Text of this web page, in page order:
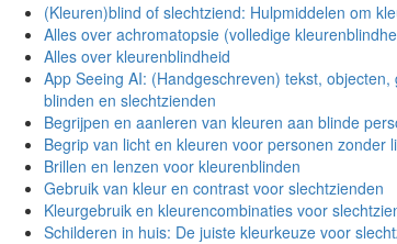
(Kleuren)blind of slechtziend: Hulpmiddelen om
Alles over achromatopsie (volledige
Alles over kleurenblindheid
App Seeing AI: (Handgeschreven) tekst,
blinden en slechtzienden
Begrijpen en aanleren van kleuren aan blinde
Begrip van licht en kleuren voor personen zonder
Brillen en lenzen voor kleurenblinden
Gebruik van kleur en contrast voor slechtzienden
Kleurgebruik en kleurencombinaties voor
Schilderen in huis: De juiste kleurkeuze voor